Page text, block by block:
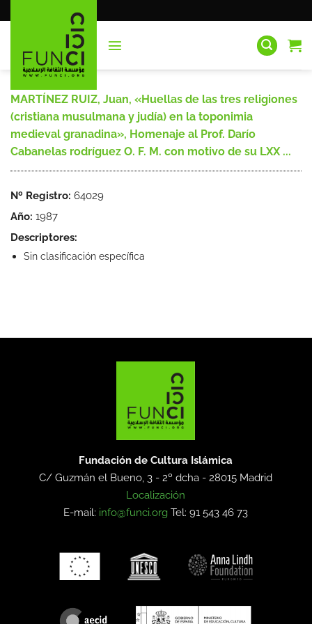
al
MARTÍNEZ RUIZ, Juan, «Huellas de las tres religiones
(cristiana musulmana y judía) en la toponimia
medieval granadina», Homenaje al Prof. Darío
Cabanelas rodríguez O. F. M. con motivo de su LXX ...
Nº Registro: 64029
Año: 1987
Descriptores:
Sin clasificación específica
Fundación de Cultura Islámica
C/ Guzmán el Bueno, 3 - 2º dcha -28015 Madrid
Localización
E-mail: info@funci.org Tel: 91 543 46 73